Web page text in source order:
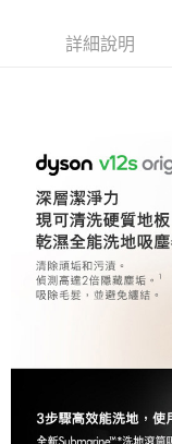
HJ10(冰川藍)
詳細說明